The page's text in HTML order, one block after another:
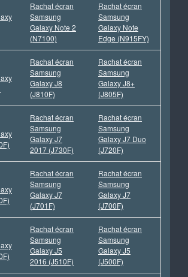
Rachat écran
Samsung
Galaxy Note 2
(N7100)
Rachat écran
Samsung
Galaxy Note
Edge (N915FY)
Rachat écran
Samsung
Galaxy J8
(J810F)
Rachat écran
Samsung
Galaxy J8+
(J805F)
Rachat écran
Samsung
Galaxy J7
2017 (J730F)
Rachat écran
Samsung
Galaxy J7 Duo
(J720F)
Rachat écran
Samsung
Galaxy J7
(J701F)
Rachat écran
Samsung
Galaxy J7
(J700F)
Rachat écran
Samsung
Galaxy J5
2016 (J510F)
Rachat écran
Samsung
Galaxy J5
(J500F)